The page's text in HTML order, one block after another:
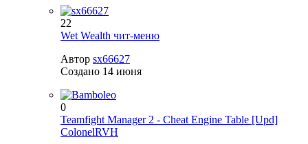
22
Wet Wealth чит-меню
Автор sx66627
Создано 14 июня
0
Teamfight Manager 2 - Cheat Engine Table [Upd]
ColonelRVH